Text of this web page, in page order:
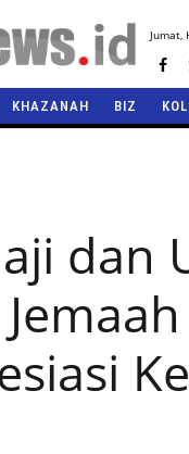
Jumat,
KHAZANAH BIZ
dan